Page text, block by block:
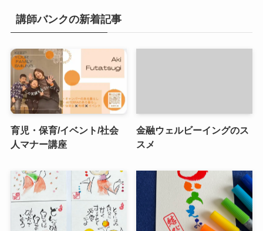
講師バンクの新着記事
育児・保育/イベント/社会
人マナー講座
金融ウェルビーイングのス
スメ